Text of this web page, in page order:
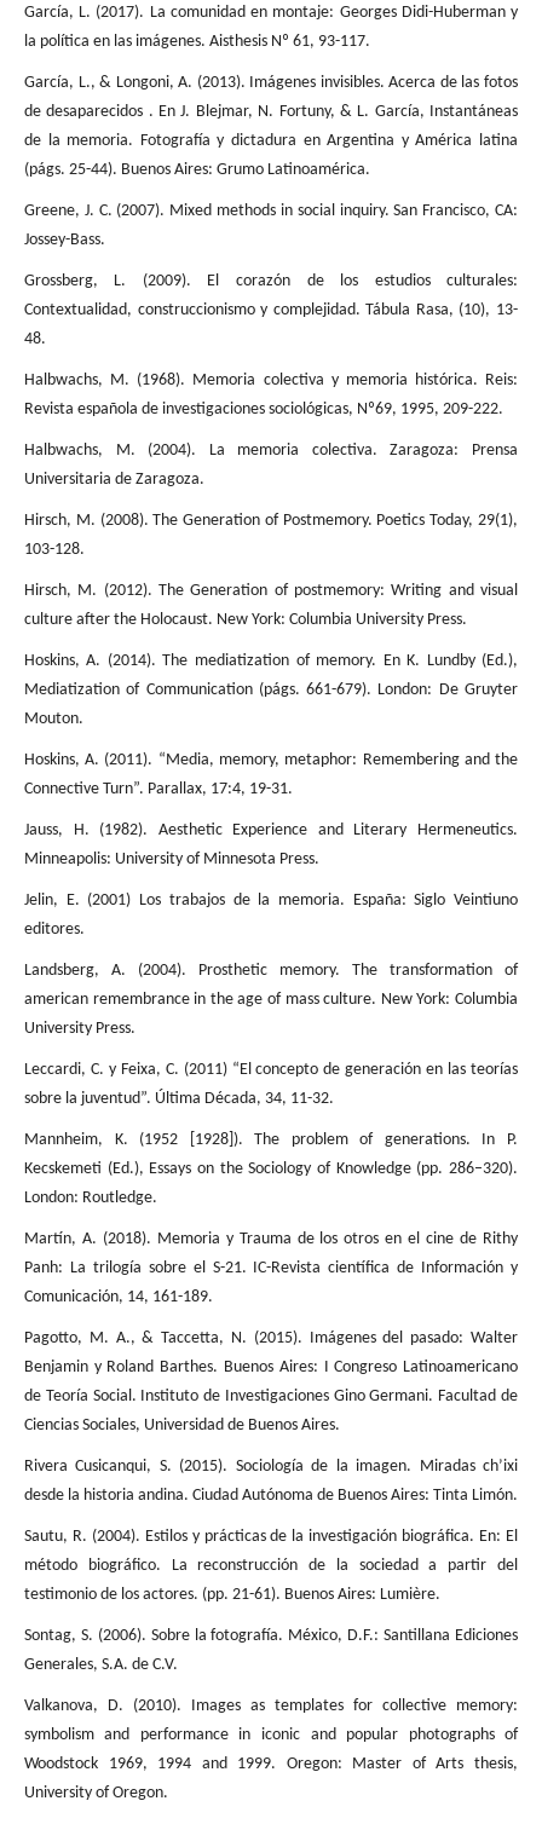
García, L. (2017). La comunidad en montaje: Georges Didi-Huberman y
la política en las imágenes. Aisthesis Nº 61, 93-117.
García, L., & Longoni, A. (2013). Imágenes invisibles. Acerca de las fotos
de desaparecidos . En J. Blejmar, N. Fortuny, & L. García, Instantáneas
de la memoria. Fotografía y dictadura en Argentina y América latina
(págs. 25-44). Buenos Aires: Grumo Latinoamérica.
Greene, J. C. (2007). Mixed methods in social inquiry. San Francisco, CA:
Jossey-Bass.
Grossberg, L. (2009). El corazón de los estudios culturales:
Contextualidad, construccionismo y complejidad. Tábula Rasa, (10), 13-
48.
Halbwachs, M. (1968). Memoria colectiva y memoria histórica. Reis:
Revista española de investigaciones sociológicas, Nº69, 1995, 209-222.
Halbwachs, M. (2004). La memoria colectiva. Zaragoza: Prensa
Universitaria de Zaragoza.
Hirsch, M. (2008). The Generation of Postmemory. Poetics Today, 29(1),
103-128.
Hirsch, M. (2012). The Generation of postmemory: Writing and visual
culture after the Holocaust. New York: Columbia University Press.
Hoskins, A. (2014). The mediatization of memory. En K. Lundby (Ed.),
Mediatization of Communication (págs. 661-679). London: De Gruyter
Mouton.
Hoskins, A. (2011). “Media, memory, metaphor: Remembering and the
Connective Turn”. Parallax, 17:4, 19-31.
Jauss, H. (1982). Aesthetic Experience and Literary Hermeneutics.
Minneapolis: University of Minnesota Press.
Jelin, E. (2001) Los trabajos de la memoria. España: Siglo Veintiuno
editores.
Landsberg, A. (2004). Prosthetic memory. The transformation of
american remembrance in the age of mass culture. New York: Columbia
University Press.
Leccardi, C. y Feixa, C. (2011) “El concepto de generación en las teorías
sobre la juventud”. Última Década, 34, 11-32.
Mannheim, K. (1952 [1928]). The problem of generations. In P.
Kecskemeti (Ed.), Essays on the Sociology of Knowledge (pp. 286–320).
London: Routledge.
Martín, A. (2018). Memoria y Trauma de los otros en el cine de Rithy
Panh: La trilogía sobre el S-21. IC-Revista científica de Información y
Comunicación, 14, 161-189.
Pagotto, M. A., & Taccetta, N. (2015). Imágenes del pasado: Walter
Benjamin y Roland Barthes. Buenos Aires: I Congreso Latinoamericano
de Teoría Social. Instituto de Investigaciones Gino Germani. Facultad de
Ciencias Sociales, Universidad de Buenos Aires.
Rivera Cusicanqui, S. (2015). Sociología de la imagen. Miradas ch’ixi
desde la historia andina. Ciudad Autónoma de Buenos Aires: Tinta Limón.
Sautu, R. (2004). Estilos y prácticas de la investigación biográfica. En: El
método biográfico. La reconstrucción de la sociedad a partir del
testimonio de los actores. (pp. 21-61). Buenos Aires: Lumière.
Sontag, S. (2006). Sobre la fotografía. México, D.F.: Santillana Ediciones
Generales, S.A. de C.V.
Valkanova, D. (2010). Images as templates for collective memory:
symbolism and performance in iconic and popular photographs of
Woodstock 1969, 1994 and 1999. Oregon: Master of Arts thesis,
University of Oregon.